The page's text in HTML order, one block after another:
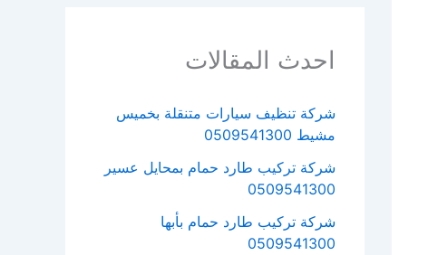
احدث المقالات
شركة تنظيف سيارات متنقلة بخميس
مشيط 0509541300
شركة تركيب طارد حمام بمحايل عسير
0509541300
شركة تركيب طارد حمام بأبها
0509541300